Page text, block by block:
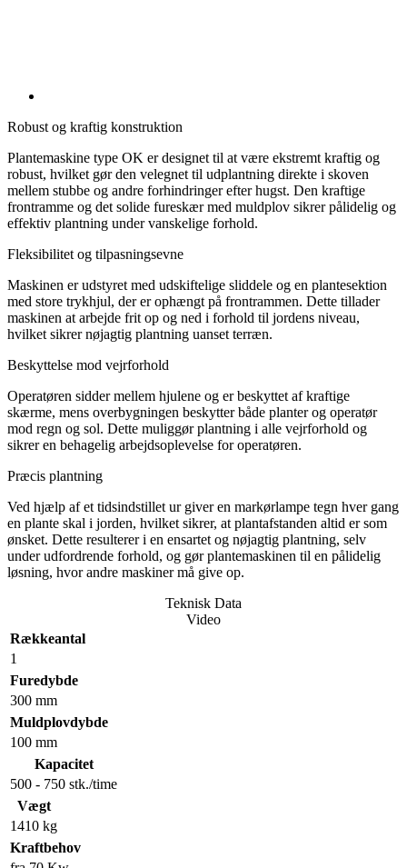
Robust og kraftig konstruktion
Plantemaskine type OK er designet til at være ekstremt kraftig og
robust, hvilket gør den velegnet til udplantning direkte i skoven
mellem stubbe og andre forhindringer efter hugst. Den kraftige
frontramme og det solide fureskær med muldplov sikrer pålidelig og
effektiv plantning under vanskelige forhold.
Fleksibilitet og tilpasningsevne
Maskinen er udstyret med udskiftelige sliddele og en plantesektion
med store trykhjul, der er ophængt på frontrammen. Dette tillader
maskinen at arbejde frit op og ned i forhold til jordens niveau,
hvilket sikrer nøjagtig plantning uanset terræn.
Beskyttelse mod vejrforhold
Operatøren sidder mellem hjulene og er beskyttet af kraftige
skærme, mens overbygningen beskytter både planter og operatør
mod regn og sol. Dette muliggør plantning i alle vejrforhold og
sikrer en behagelig arbejdsoplevelse for operatøren.
Præcis plantning
Ved hjælp af et tidsindstillet ur giver en markørlampe tegn hver gang
en plante skal i jorden, hvilket sikrer, at plantafstanden altid er som
ønsket. Dette resulterer i en ensartet og nøjagtig plantning, selv
under udfordrende forhold, og gør plantemaskinen til en pålidelig
løsning, hvor andre maskiner må give op.
Teknisk Data
Video
Rækkeantal
1
Furedybde
300 mm
Muldplovdybde
100 mm
Kapacitet
500 - 750 stk./time
Vægt
1410 kg
Kraftbehov